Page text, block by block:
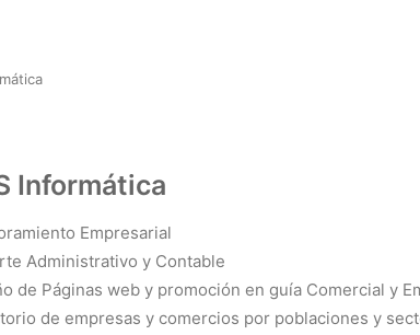
Informática
Empresarial
Administrativo y Contable
de Páginas web y promoción en guía Comercial y
de empresas y comercios por poblaciones y